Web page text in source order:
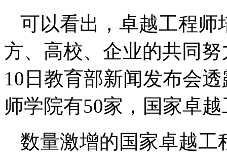
可以看出，卓越工程师
方、高校、企业的共同
10日教育部新闻发布会
师学院有50家，国家卓
数量激增的国家卓越工